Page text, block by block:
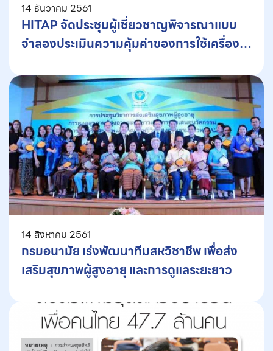
14 ธันวาคม 2561
HITAP จัดประชุมผู้เชี่ยวชาญพิจารณาแบบ
จำลองประเมินความคุ้มค่าของการใช้เครื่อง
14 สิงหาคม 2561
กรมอนามัย เร่งพัฒนาทีมสหวิชาชีพ เพื่อส่ง
เสริมสุขภาพผู้สูงอายุ และการดูแลระยะยาว